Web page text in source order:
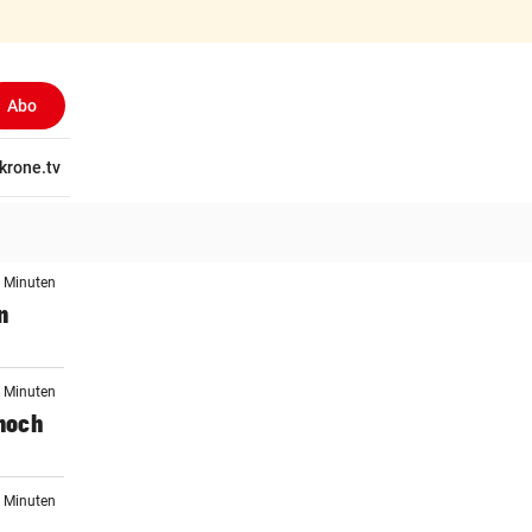
Abo
krone.tv
Minuten
Minuten
Minuten